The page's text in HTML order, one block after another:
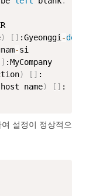
) [ ] :Gyeonggi-do
-si
] :MyCompany
) [ ] :
name) [ ] :
설정이 정상적으